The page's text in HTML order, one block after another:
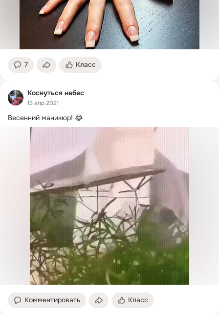
7 Класс
Коснуться небес
13 апр 2021
Весенний маникюр! 😂
Комментировать Класс